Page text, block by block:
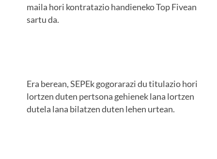
maila hori kontratazio handieneko Top Fivean
sartu da.
Era berean, SEPEk gogorarazi du titulazio hori
lortzen duten pertsona gehienek lana lortzen
dutela lana bilatzen duten lehen urtean.